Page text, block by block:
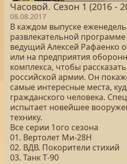
Часовой. Сезон 1 (2016 -
08.08.2017
В каждом выпуске
развлекательной
ведущий Алексей Рафаенко
или на предприятия
комплекса, чтобы
российской армии. Он
самые интересные места,
гражданского человека.
испытает новейшее
технику.
Все серии 1ого сезона
01. Вертолет Ми‑28Н
02. ВДВ. Покорители стихий
03. Танк Т‑90